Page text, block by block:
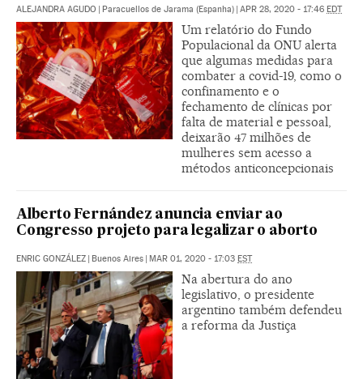
ALEJANDRA AGUDO | Paracuellos de Jarama (Espanha) | APR 28, 2020 - 17:46 EDT
Um relatório do Fundo
Populacional da ONU alerta
que algumas medidas para
combater a covid-19, como o
confinamento e o
fechamento de clínicas por
falta de material e pessoal,
deixarão 47 milhões de
mulheres sem acesso a
métodos anticoncepcionais
Alberto Fernández anuncia enviar ao
Congresso projeto para legalizar o aborto
ENRIC GONZÁLEZ | Buenos Aires | MAR 01, 2020 - 17:03 EST
Na abertura do ano
legislativo, o presidente
argentino também defendeu
a reforma da Justiça